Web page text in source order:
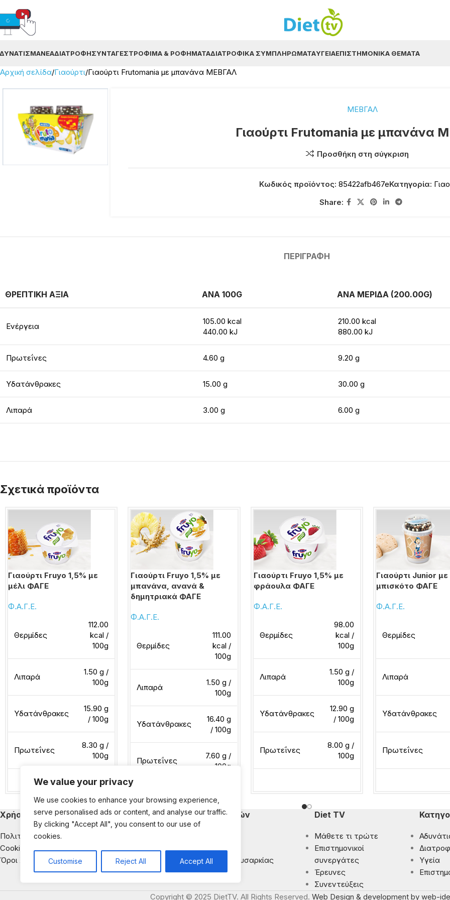
We value your privacy
We use cookies to enhance your browsing experience,
serve personalised ads or content, and analyse our traffic.
By clicking "Accept All", you consent to our use of
cookies.
Customise Reject All Accept All
ΝΈΑΔΙΑΤΡΟΦΉΣΥΝΤΑΓΈΣΤΡΌΦΙΜΑ & ΡΟΦΉΜΑΤΑΔΙΑΤΡΟΦΙΚΆ ΣΥΜΠΛΗΡΏΜΑΤΑΥΓΕΊΑΕΠΙΣΤΗΜΟΝΙΚΆ ΘΈΜΑΤΑ
Αρχική σελίδα Γιαούρτι Γιαούρτι Frutomania με μπανάνα ΜΕΒΓΑΛ
ΜΕΒΓΑΛ
Γιαούρτι Frutomania με μπανάνα
Προσθήκη στη σύγκριση
Κωδικός προϊόντος:85422afb467eΚατηγορία:
Share:
ΠΕΡΙΓΡΑΦΉ
ΘΡΕΠΤΙΚΗ ΑΞΙΑ ΑΝΑ 100G ΑΝΑ ΜΕΡΙΔΑ (200.00G)
Ενέργεια
105.00 kcal
440.00 kJ
210.00 kcal
880.00 kJ
Πρωτεΐνες 4.60 g 9.20 g
Υδατάνθρακες 15.00 g 30.00 g
Λιπαρά 3.00 g 6.00 g
Σχετικά προϊόντα
Γιαούρτι Fruyo 1,5% με
μέλι ΦΑΓΕ
Φ.Α.Γ.Ε.
Θερμίδες
112.00
kcal /
100g
Λιπαρά
1.50 g /
100g
Υδατάνθρακες
15.90 g
/ 100g
Πρωτεΐνες
8.30 g /
100g
Διαβάστε περισσότερα
Γιαούρτι Fruyo 1,5% με
μπανάνα, ανανά &
δημητριακά ΦΑΓΕ
Φ.Α.Γ.Ε.
Θερμίδες
111.00
kcal /
100g
Λιπαρά
1.50 g /
100g
Υδατάνθρακες
16.40 g
/ 100g
Πρωτεΐνες
7.60 g /
100g
Διαβάστε περισσότερα
Γιαούρτι Fruyo 1,5% με
φράουλα ΦΑΓΕ
Φ.Α.Γ.Ε.
Θερμίδες
98.00
kcal /
100g
Λιπαρά
1.50 g /
100g
Υδατάνθρακες
12.90 g
/ 100g
Πρωτεΐνες
8.00 g /
100g
Γιαούρτι Junior με
μπισκότο ΦΑΓΕ
Φ.Α.Γ.Ε.
Θερμίδες
Λιπαρά
Υδατάνθρακες
Πρωτεΐνες
Χρήσιμα
Πολιτική Απορρήτου
Cookies
Όροι Χρήσης
Κατηγορίες Εκπομπών
Διατροφή & Νοσήματα
Αντιμετώπιση της Παχυσαρκίας
Διατροφική Ενημέρωση
Diet TV
Μάθετε τι τρώτε
Eπιστημονικοί
συνεργάτες
Έρευνες
Συνεντεύξεις
Υγεία
Copyright © 2025 DietTV. All Rights Reserved. Web Design & development by web-